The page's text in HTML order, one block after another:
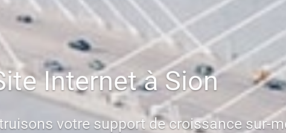
Internet à Sion
votre support de croissance sur-